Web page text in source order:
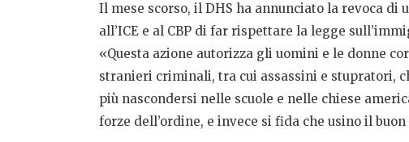
Il mese scorso, il DHS ha annunciato la revoca
all’ICE e al CBP di far rispettare la legge
«Questa azione autorizza gli uomini e le donne
stranieri criminali, tra cui assassini e stupratori,
più nascondersi nelle scuole e nelle chiese
forze dell’ordine, e invece si fida che usino il buon